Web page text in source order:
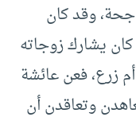
وقد كان
يشارك زوجاته
زرع، فعن عائشة
وتعاقدن أن